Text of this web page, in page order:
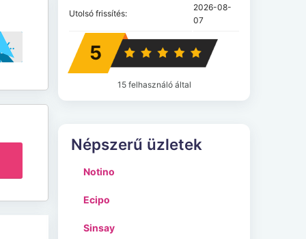
..OOKY
Utolsó frissítés:
2026-08-
07
5
15 felhasználó által
Népszerű üzletek
Notino
Ecipo
Sinsay